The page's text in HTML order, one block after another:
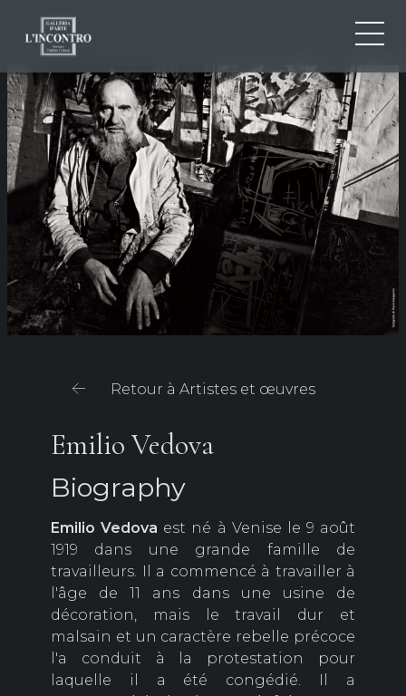
IT
EN
FR
QUI SOMMES-NOU
NEWS ED EVENTS
ARTISTES ET ŒUVRES
EXPOSITIONS
CONTACTS
Retour à Artistes et œuvres
Emilio Vedova
Biography
Emilio Vedova est né à Venise le 9 août
1919 dans une grande famille de
travailleurs. Il a commencé à travailler à
l'âge de 11 ans dans une usine de
décoration, mais le travail dur et
malsain et un caractère rebelle précoce
l'a conduit à la protestation pour
laquelle il a été congédié. Il a